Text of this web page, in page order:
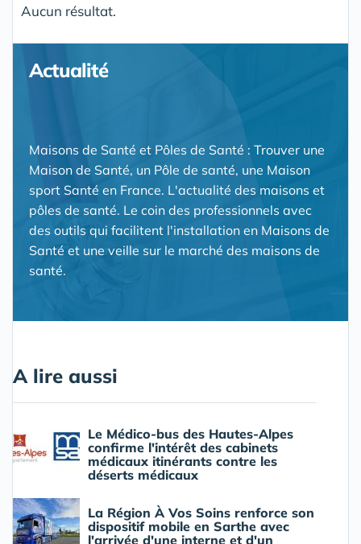
Aucun résultat.
Actualité
Maisons de Santé et Pôles de Santé : Trouver une
Maison de Santé, un Pôle de santé, une Maison
sport Santé en France. L'actualité des maisons et
pôles de santé. Le coin des professionnels avec
des outils qui facilitent l'installation en Maisons de
Santé et une veille sur le marché des maisons de
santé.
A lire aussi
Le Médico-bus des Hautes-Alpes
confirme l'intérêt des cabinets
médicaux itinérants contre les
déserts médicaux
La Région À Vos Soins renforce son
dispositif mobile en Sarthe avec
l'arrivée d'une interne et d'un